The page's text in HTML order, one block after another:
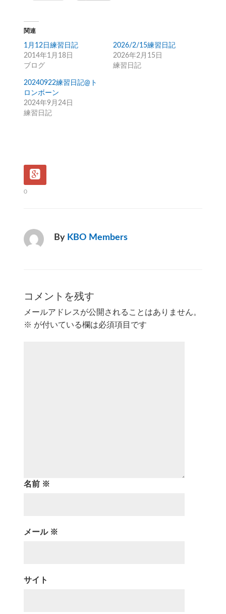
関連
1月12日練習日記
2014年1月18日
ブログ
2026/2/15練習日記
2026年2月15日
練習日記
20240922練習日記@ト
ロンボーン
2024年9月24日
練習日記
0
By KBO Members
コメントを残す
メールアドレスが公開されることはありません。
※ が付いている欄は必須項目です
名前 ※
メール ※
サイト